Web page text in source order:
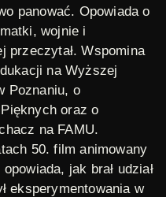
panować. Opowiada o
wojnie i
przeczytał. Wspomina
na Wyższej
Poznaniu, o
oraz o
na FAMU.
50. film animowany
jak brał udział
eksperymentowania w